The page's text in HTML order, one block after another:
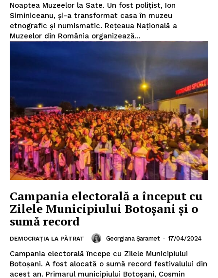
Noaptea Muzeelor la Sate. Un fost polițist, Ion
Siminiceanu, și-a transformat casa în muzeu
etnografic și numismatic. Rețeaua Națională a
Muzeelor din România organizează...
Campania electorală a început cu
Zilele Municipiului Botoșani și o
sumă record
DEMOCRAȚIA LA PĂTRAT Georgiana Șaramet - 17/04/2024
Campania electorală începe cu Zilele Municipiului
Botoșani. A fost alocată o sumă record festivalului din
acest an. Primarul municipiului Botoșani, Cosmin